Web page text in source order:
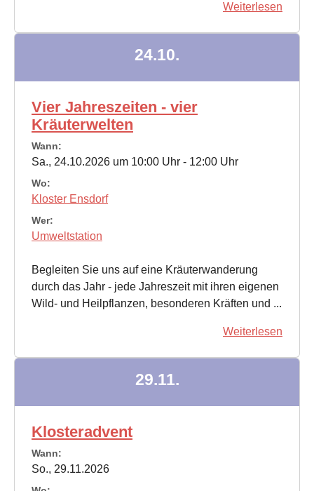
Weiterlesen
24.10.
Vier Jahreszeiten - vier
Kräuterwelten
Wann:
Sa., 24.10.2026 um 10:00 Uhr - 12:00 Uhr
Wo:
Kloster Ensdorf
Wer:
Umweltstation
Begleiten Sie uns auf eine Kräuterwanderung
durch das Jahr - jede Jahreszeit mit ihren eigenen
Wild- und Heilpflanzen, besonderen Kräften und ...
Weiterlesen
29.11.
Klosteradvent
Wann:
So., 29.11.2026